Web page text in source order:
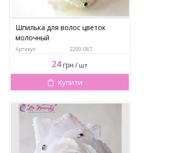
Шпилька для волос цветок
молочный
Артикул: 2200-087
24грн /шт
Купити